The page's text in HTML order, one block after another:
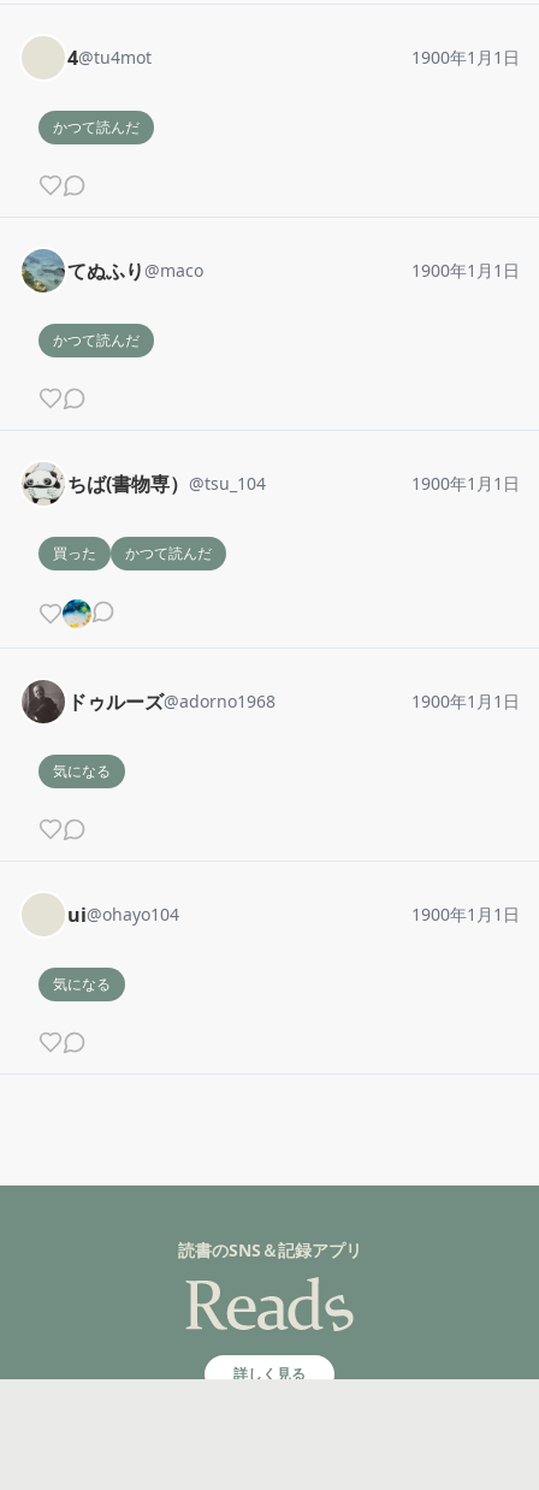
4@tu4mot 1900年1月1日
かつて読んだ
てぬふり @maco 1900年1月1日
かつて読んだ
ちば(書物専） @tsu_104 1900年1月1日
買った かつて読んだ
ドゥルーズ@adorno1968 1900年1月1日
気になる
ui@ohayo104 1900年1月1日
気になる
読書のSNS＆記録アプリ
詳しく見る